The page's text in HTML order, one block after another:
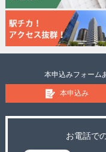
本申込みフォーム
本申込み
お電話で